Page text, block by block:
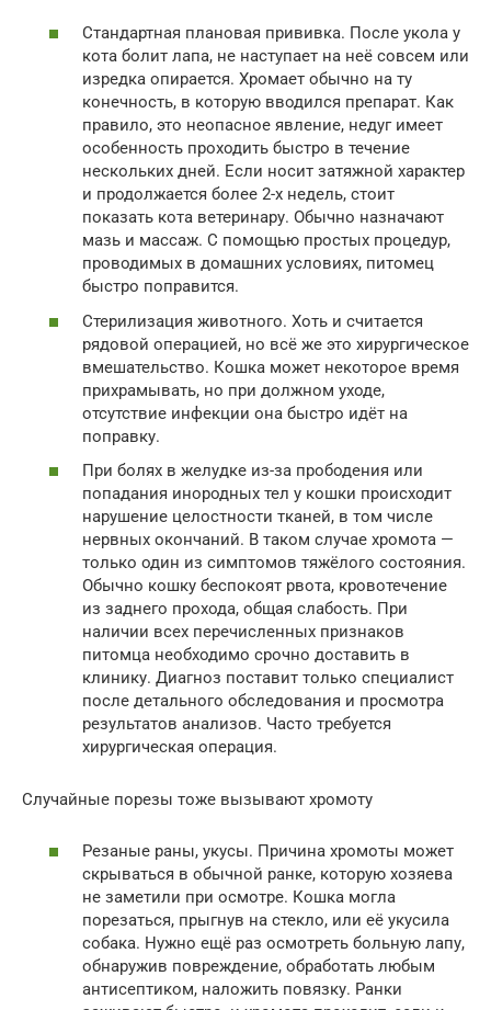
Стандартная плановая прививка. После укола у
кота болит лапа, не наступает на неё совсем или
изредка опирается. Хромает обычно на ту
конечность, в которую вводился препарат. Как
правило, это неопасное явление, недуг имеет
особенность проходить быстро в течение
нескольких дней. Если носит затяжной характер
и продолжается более 2-х недель, стоит
показать кота ветеринару. Обычно назначают
мазь и массаж. С помощью простых процедур,
проводимых в домашних условиях, питомец
быстро поправится.
Стерилизация животного. Хоть и считается
рядовой операцией, но всё же это хирургическое
вмешательство. Кошка может некоторое время
прихрамывать, но при должном уходе,
отсутствие инфекции она быстро идёт на
поправку.
При болях в желудке из-за прободения или
попадания инородных тел у кошки происходит
нарушение целостности тканей, в том числе
нервных окончаний. В таком случае хромота —
только один из симптомов тяжёлого состояния.
Обычно кошку беспокоят рвота, кровотечение
из заднего прохода, общая слабость. При
наличии всех перечисленных признаков
питомца необходимо срочно доставить в
клинику. Диагноз поставит только специалист
после детального обследования и просмотра
результатов анализов. Часто требуется
хирургическая операция.
Случайные порезы тоже вызывают хромоту
Резаные раны, укусы. Причина хромоты может
скрываться в обычной ранке, которую хозяева
не заметили при осмотре. Кошка могла
порезаться, прыгнув на стекло, или её укусила
собака. Нужно ещё раз осмотреть больную лапу,
обнаружив повреждение, обработать любым
антисептиком, наложить повязку. Ранки